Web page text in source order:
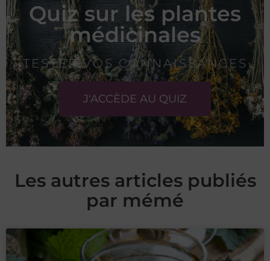
Quiz sur les plantes
médicinales
TESTEZ VOS CONNAISSANCES
J'ACCÈDE AU QUIZ
Les autres articles publiés
par mémé